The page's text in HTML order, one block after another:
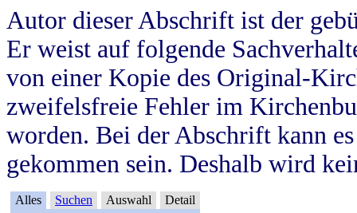
Autor dieser Abschrift ist der
Er weist auf folgende
von einer Kopie des Original-
zweifelsfreie Fehler im
worden. Bei der Abschrift kann
gekommen sein. Deshalb wird
Alles Suchen Auswahl Detail